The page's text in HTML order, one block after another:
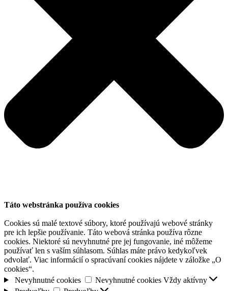
Táto webstránka používa cookies
Cookies sú malé textové súbory, ktoré používajú webové stránky
pre ich lepšie používanie. Táto webová stránka používa rôzne
cookies. Niektoré sú nevyhnutné pre jej fungovanie, iné môžeme
používať len s vaším súhlasom. Súhlas máte právo kedykoľvek
odvolať. Viac informácií o spracúvaní cookies nájdete v záložke „O
cookies“.
Nevyhnutné cookies
Nevyhnutné cookies Vždy aktívny